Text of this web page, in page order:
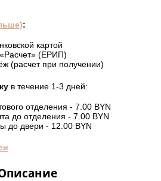
:
картой
(ЕРИП)
(расчет при получении)
в течение 1-3 дней:
отделения - 7.00 BYN
до отделения - 7.00 BYN
до двери - 12.00 BYN